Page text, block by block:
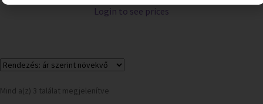
Login to see prices
Mind a(z) 3 találat megjelenítve